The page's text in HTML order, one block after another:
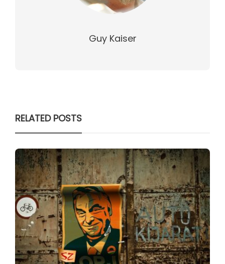
Guy Kaiser
RELATED POSTS